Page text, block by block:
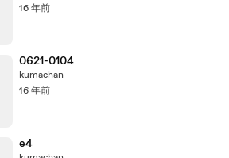
16 年前
0621-0104
kumachan
16 年前
e4